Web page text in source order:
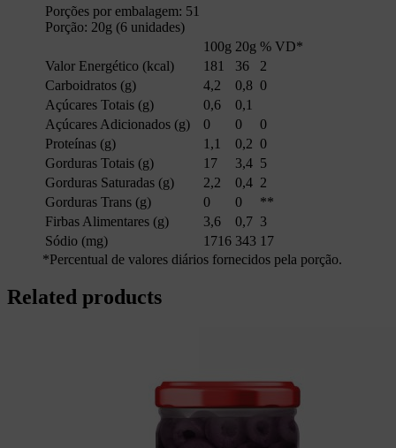
Porções por embalagem: 51
Porção: 20g (6 unidades)
100g 20g % VD*
Valor Energético (kcal)
181 36
2
Carboidratos (g)
4,2 0,8 0
Açúcares Totais (g)
0,6
0,1
Açúcares Adicionados (g)
0 0
0
Proteínas (g)
1,1 0,2 0
Gorduras Totais (g)
17 3,4 5
Gorduras Saturadas (g)
2,2 0,4 2
Gorduras Trans (g)
0 0
**
Firbas Alimentares (g)
3,6 0,7 3
Sódio (mg)
1716 343 17
*Percentual de valores diários fornecidos pela porção.
Related products